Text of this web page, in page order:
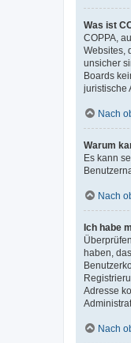
Was ist
COPPA,
Websites,
unsicher
Boards
juristische
Nach
Warum
Es kann
Nach
Ich habe
haben,
Adresse
Nach